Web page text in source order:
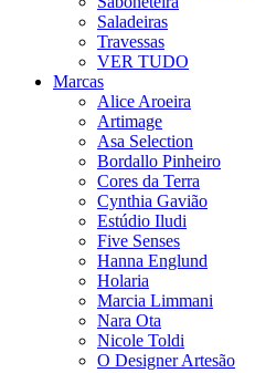
Saladeiras
Travessas
VER TUDO
Marcas
Alice Aroeira
Artimage
Asa Selection
Bordallo Pinheiro
Cores da Terra
Cynthia Gavião
Estúdio Iludi
Five Senses
Hanna Englund
Holaria
Marcia Limmani
Nara Ota
Nicole Toldi
O Designer Artesão